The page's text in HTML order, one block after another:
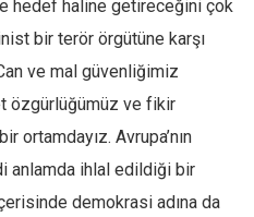
hedef haline getireceğini çok
bir terör örgütüne karşı
ve mal güvenliğimiz
özgürlüğümüz ve fikir
ortamdayız. Avrupa’nın
anlamda ihlal edildiği bir
demokrasi adına da